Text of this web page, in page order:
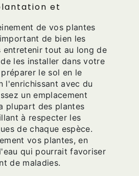
et
de vos plantes
de bien les
entretenir tout au long de
les installer dans votre
le sol en le
l'enrichissant avec du
un emplacement
plupart des plantes
à respecter les
de chaque espèce.
vos plantes, en
qui pourrait favoriser
de maladies.